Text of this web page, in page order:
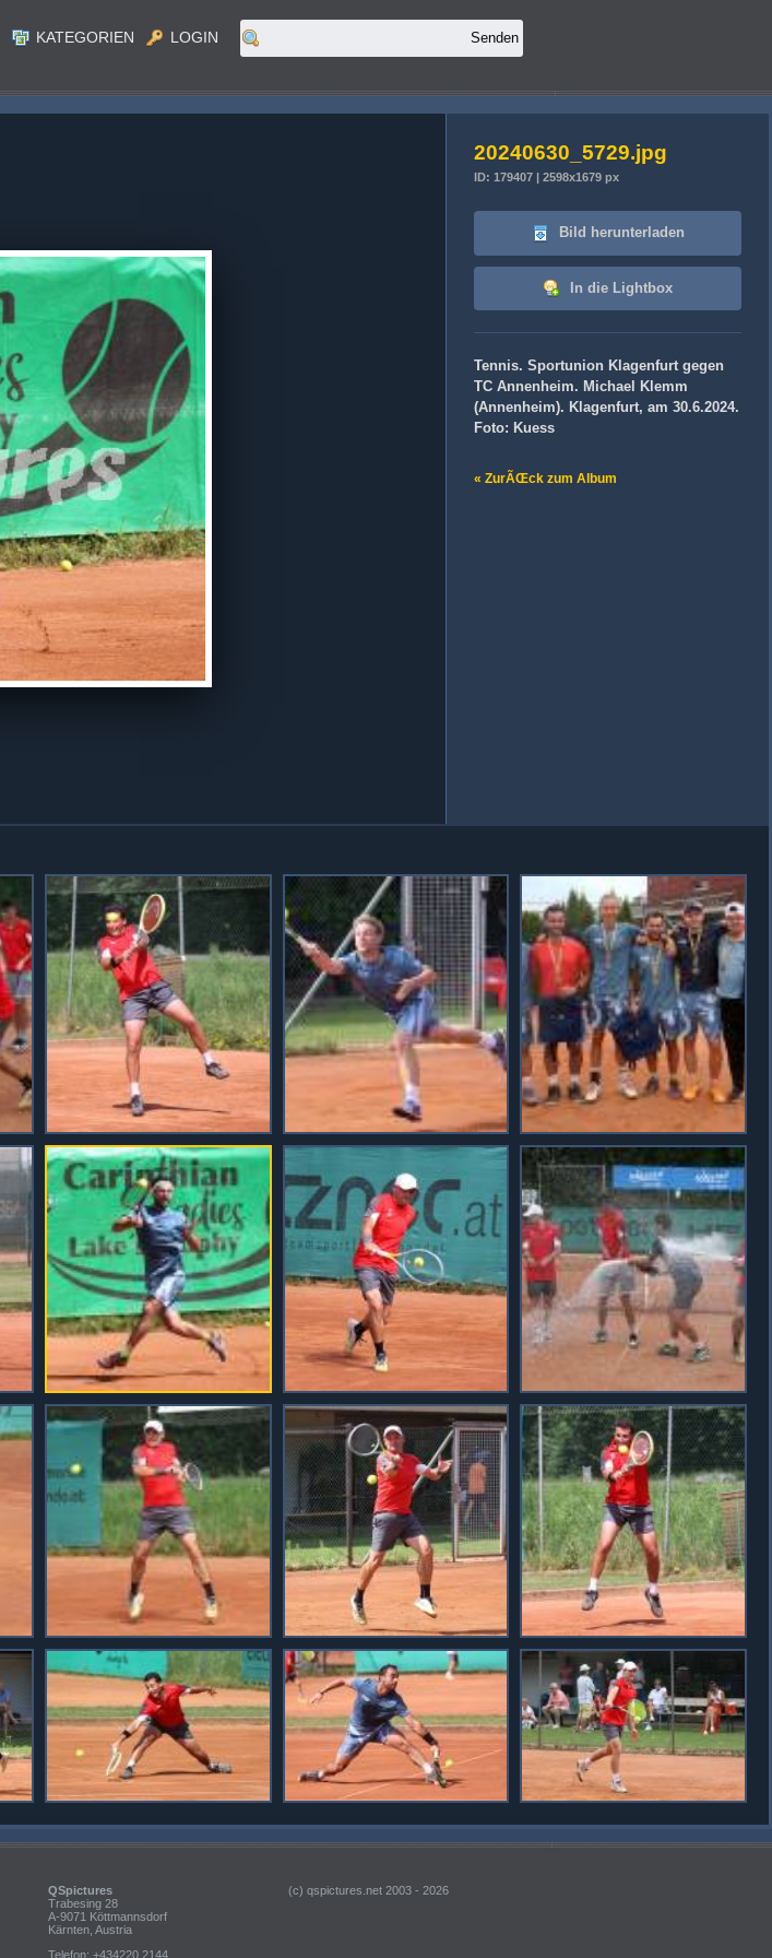
KATEGORIEN LOGIN
20240630_5729.jpg
ID: 179407 | 2598x1679 px
Bild herunterladen
In die Lightbox
Tennis. Sportunion Klagenfurt gegen
TC Annenheim. Michael Klemm
(Annenheim). Klagenfurt, am 30.6.2024.
Foto: Kuess
« ZurÃŒck zum Album
QSpictures
Trabesing 28
A-9071 Köttmannsdorf
Kärnten, Austria
Telefon: +434220 2144
(c) qspictures.net 2003 - 2026